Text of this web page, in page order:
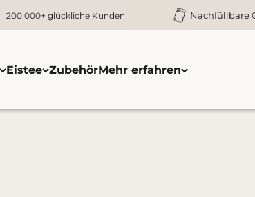
200.000+ glückliche Kunden Nachfüllbare
Eistee ZubehörMehr erfahren